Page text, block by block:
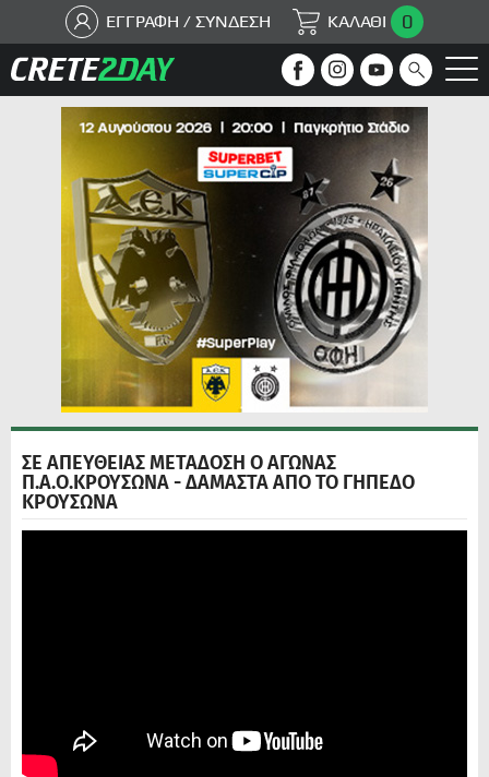
ΕΓΓΡΑΦΗ / ΣΥΝΔΕΣΗ ΚΑΛΑΘΙ 0
ΣΕ ΑΠΕΥΘΕΙΑΣ ΜΕΤΑΔΟΣΗ Ο ΑΓΩΝΑΣ
Π.Α.Ο.ΚΡΟΥΣΩΝΑ - ΔΑΜΑΣΤΑ ΑΠΟ ΤΟ ΓΗΠΕΔΟ
ΚΡΟΥΣΩΝΑ